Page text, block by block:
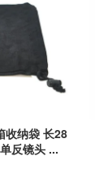
纳袋 长28
反镜头 ...